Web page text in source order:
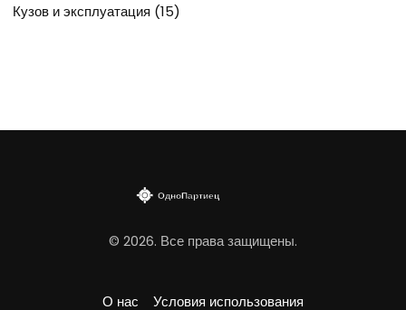
Кузов и эксплуатация (15)
© 2026. Все права защищены.
О нас Условия использования